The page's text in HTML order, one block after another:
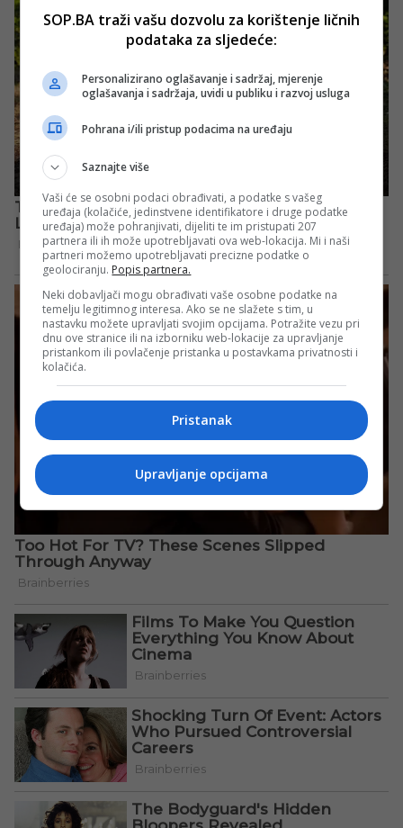
SOP.BA traži vašu dozvolu za korištenje ličnih
podataka za sljedeće:
Personalizirano oglašavanje i sadržaj, mjerenje
oglašavanja i sadržaja, uvidi u publiku i razvoj usluga
Pohrana i/ili pristup podacima na uređaju
Saznajte više
Vaši će se osobni podaci obrađivati, a podatke s vašeg
uređaja (kolačiće, jedinstvene identifikatore i druge podatke
uređaja) može pohranjivati, dijeliti te im pristupati 207
partnera ili ih može upotrebljavati ova web-lokacija. Mi i naši
partneri možemo upotrebljavati precizne podatke o
geolociranju. Popis partnera.
Neki dobavljači mogu obrađivati vaše osobne podatke na
temelju legitimnog interesa. Ako se ne slažete s tim, u
nastavku možete upravljati svojim opcijama. Potražite vezu pri
dnu ove stranice ili na izborniku web-lokacije za upravljanje
pristankom ili povlačenje pristanka u postavkama privatnosti i
kolačića.
Pristanak
Upravljanje opcijama